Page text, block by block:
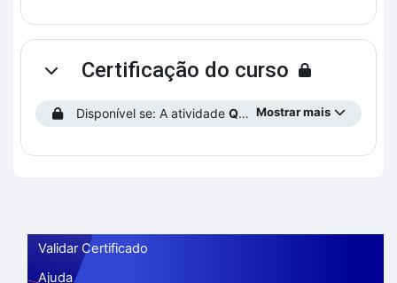
ContrairCertificação do curso
Mostrar mais
Disponível se: A atividade Questionário: energia e homeostase
Validar Certificado
Ajuda